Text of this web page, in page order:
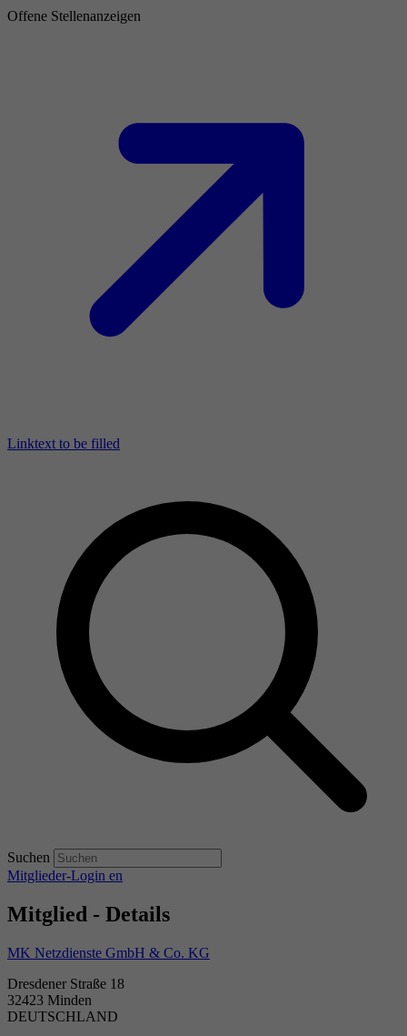
Offene Stellenanzeigen
Linktext to be filled
Suchen
Mitglieder-Login en
Mitglied - Details
MK Netzdienste GmbH & Co. KG
Dresdener Straße 18
32423 Minden
DEUTSCHLAND